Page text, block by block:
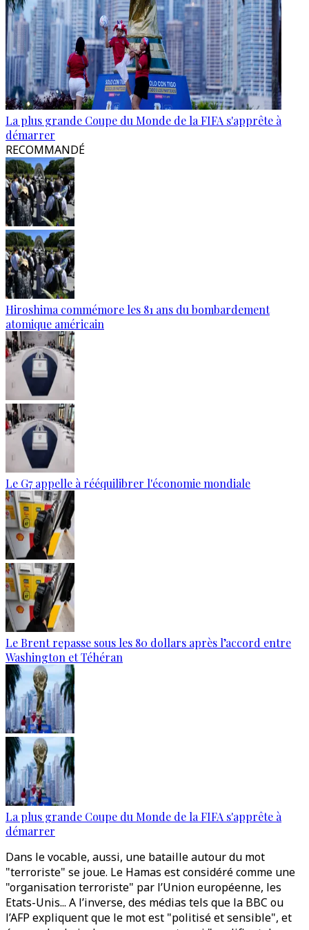
La plus grande Coupe du Monde de la FIFA s'apprête à
démarrer
RECOMMANDÉ
Hiroshima commémore les 81 ans du bombardement
atomique américain
Le G7 appelle à rééquilibrer l'économie mondiale
Le Brent repasse sous les 80 dollars après l’accord entre
Washington et Téhéran
La plus grande Coupe du Monde de la FIFA s'apprête à
démarrer
Dans le vocable, aussi, une bataille autour du mot
"terroriste" se joue. Le Hamas est considéré comme une
"organisation terroriste" par l’Union européenne, les
Etats-Unis... A l’inverse, des médias tels que la BBC ou
l’AFP expliquent que le mot est "politisé et sensible", et